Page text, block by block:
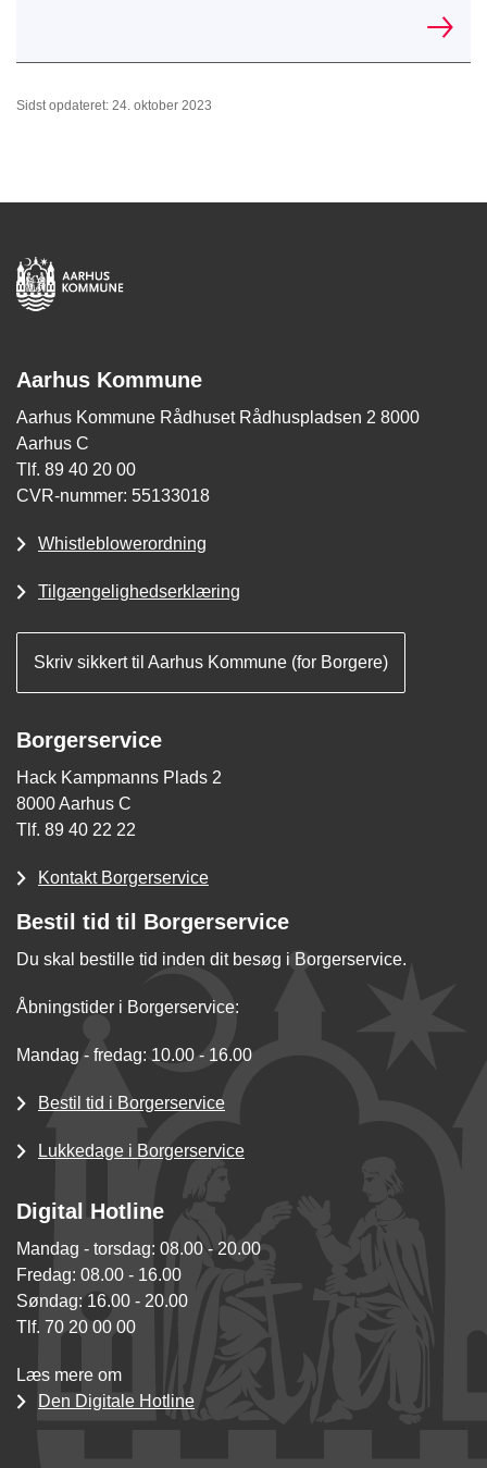
Sidst opdateret: 24. oktober 2023
Aarhus Kommune
Aarhus Kommune Rådhuset Rådhuspladsen 2 8000
Aarhus C
Tlf. 89 40 20 00
CVR-nummer: 55133018
Whistleblowerordning
Tilgængelighedserklæring
Skriv sikkert til Aarhus Kommune (for Borgere)
Borgerservice
Hack Kampmanns Plads 2
8000 Aarhus C
Tlf. 89 40 22 22
Kontakt Borgerservice
Bestil tid til Borgerservice
Du skal bestille tid inden dit besøg i Borgerservice.
Åbningstider i Borgerservice:
Mandag - fredag: 10.00 - 16.00
Bestil tid i Borgerservice
Lukkedage i Borgerservice
Digital Hotline
Mandag - torsdag: 08.00 - 20.00
Fredag: 08.00 - 16.00
Søndag: 16.00 - 20.00
Tlf. 70 20 00 00
Læs mere om
Den Digitale Hotline